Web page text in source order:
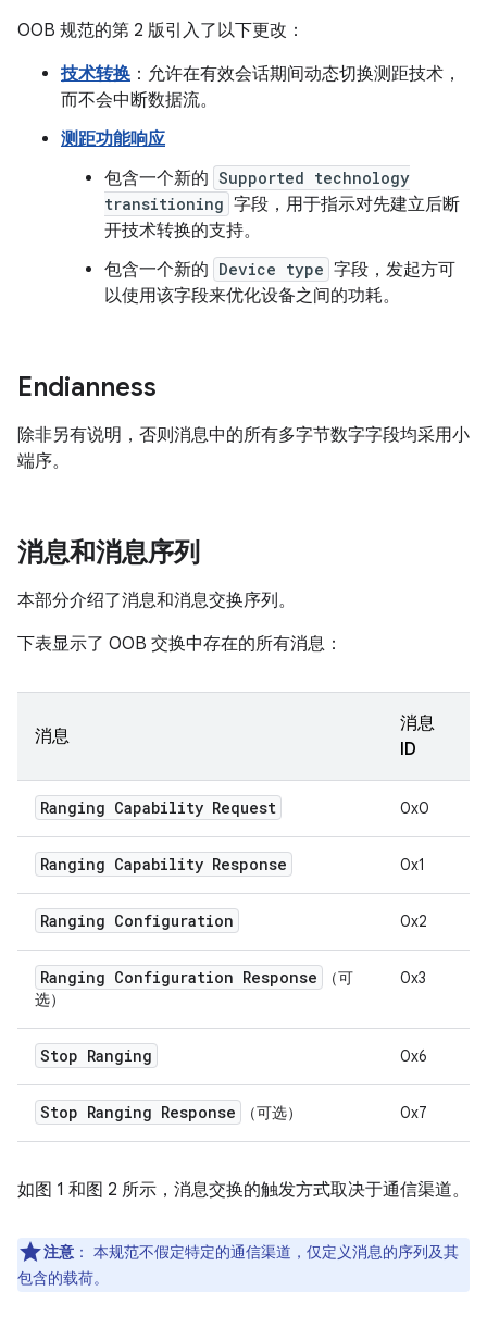
OOB 规范的第 2 版引入了以下更改：
技术转换 ：允许在有效会话期间动态切换测距技术，
而不会中断数据流。
测距功能响应
包含一个新的 Supported technology
transitioning 字段，用于指示对先建立后断
开技术转换的支持。
包含一个新的 Device type 字段，发起方可
以使用该字段来优化设备之间的功耗。
Endianness
除非另有说明，否则消息中的所有多字节数字字段均采用小
端序。
消息和消息序列
本部分介绍了消息和消息交换序列。
下表显示了 OOB 交换中存在的所有消息：
消息
消息
ID
Ranging Capability Request 0x0
Ranging Capability Response 0x1
Ranging Configuration 0x2
Ranging Configuration Response
（可
选）
0x3
Stop Ranging 0x6
Stop Ranging Response （可选） 0x7
如图 1 和图 2 所示，消息交换的触发方式取决于通信渠道。
注意 ： 本规范不假定特定的通信渠道，仅定义消息的序列及其
包含的载荷。